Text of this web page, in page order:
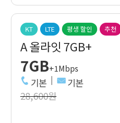
KT LTE 평생 할인 추천
A 올라잇 7GB+
7GB+1Mbps
기본 기본
28,600원